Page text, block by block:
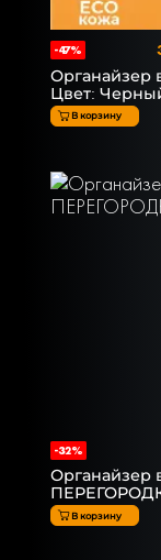
-47%
Органайзер
Цвет:
В корзину
-32%
Органайзер
В корзину